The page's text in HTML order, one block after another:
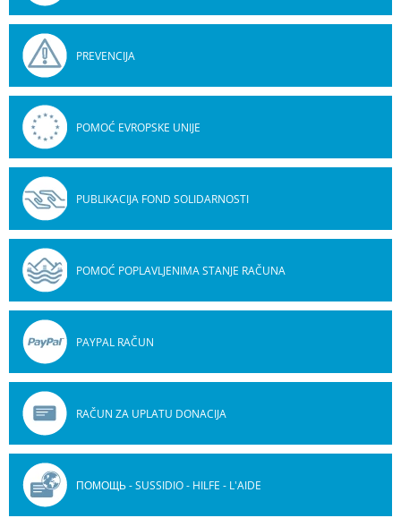
PREVENCIJA
POMOĆ EVROPSKE UNIJE
PUBLIKACIJA FOND SOLIDARNOSTI
POMOĆ POPLAVLJENIMA STANJE RAČUNA
PAYPAL RAČUN
RAČUN ZA UPLATU DONACIJA
ПОМОЩЬ - SUSSIDIO - HILFE - L'AIDE